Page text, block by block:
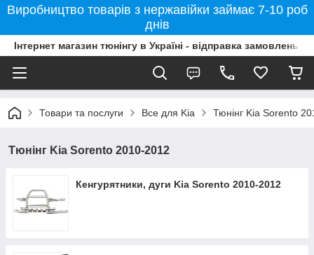
Виробництво товарів з нержавійки займає 7-10 роб
днів
Інтернет магазин тюнінгу в Україні - відправка замовлень
Товари та послуги Все для Kia Тюнінг Kia Sorento
Тюнінг Kia Sorento 2010-2012
Кенгурятники, дуги Kia Sorento 2010-2012